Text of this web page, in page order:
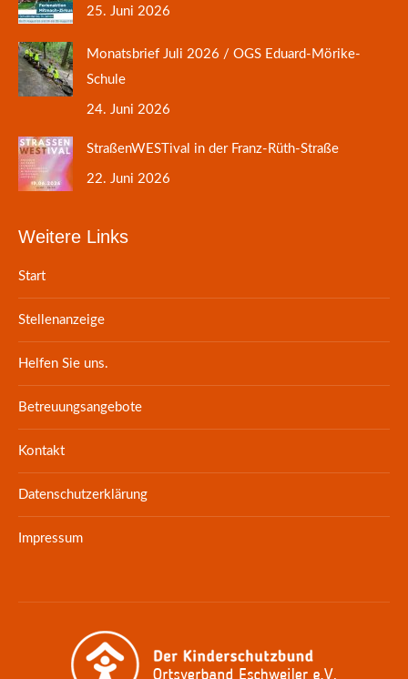
25. Juni 2026
Monatsbrief Juli 2026 / OGS Eduard-Mörike-
Schule
24. Juni 2026
StraßenWESTival in der Franz-Rüth-Straße
22. Juni 2026
Weitere Links
Start
Stellenanzeige
Helfen Sie uns.
Betreuungsangebote
Kontakt
Datenschutzerklärung
Impressum